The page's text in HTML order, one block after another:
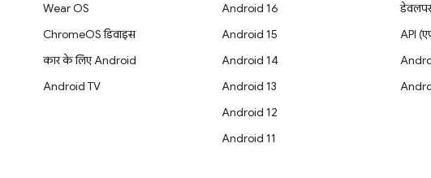
Wear OS
ChromeOS डिवाइस
कार के लिए Android
Android TV
Android 16
Android 15
Android 14
Android 13
Android 12
Android 11
API